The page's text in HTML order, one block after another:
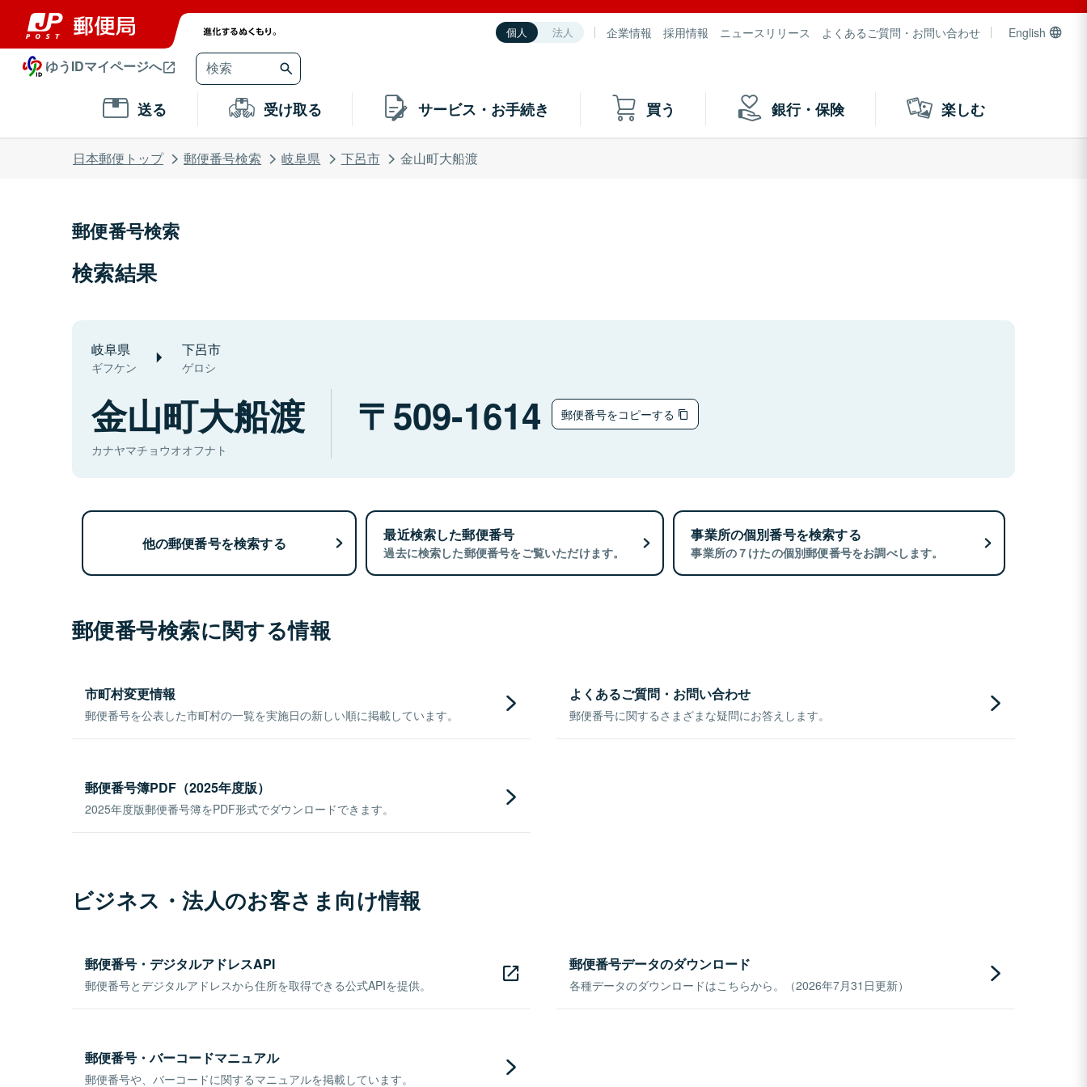
個人 法人 企業情報 採用情報 ニュースリリース よくあるご質問・お問い合わせ English
ゆうIDマイページへ
送る 受け取る サービス・お手続き 買う 銀行・保険 楽しむ
日本郵便トップ 郵便番号検索 岐阜県 下呂市 金山町大船渡
郵便番号検索
検索結果
岐阜県
ギフケン
下呂市
ゲロシ
金山町大船渡
カナヤマチョウオオフナト
509-1614 郵便番号をコピーする
他の郵便番号を検索する 最近検索した郵便番号
過去に検索した郵便番号をご覧いただけます。
事業所の個別番号を検索する
事業所の７けたの個別郵便番号をお調べします。
郵便番号検索に関する情報
市町村変更情報
郵便番号を公表した市町村の一覧を実施日の新しい順に掲載しています。
よくあるご質問・お問い合わせ
郵便番号に関するさまざまな疑問にお答えします。
郵便番号簿PDF（2025年度版）
2025年度版郵便番号簿をPDF形式でダウンロードできます。
ビジネス・法人のお客さま向け情報
郵便番号・デジタルアドレスAPI
郵便番号とデジタルアドレスから住所を取得できる公式APIを提供。
郵便番号データのダウンロード
各種データのダウンロードはこちらから。（2026年7月31日更新）
郵便番号・バーコードマニュアル
郵便番号や、バーコードに関するマニュアルを掲載しています。